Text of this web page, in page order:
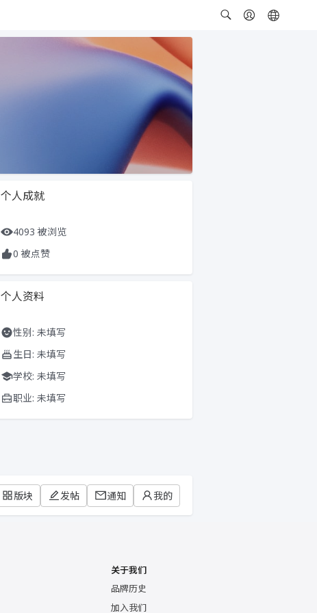
个人成就
4093 被浏览
0 被点赞
个人资料
性别: 未填写
生日: 未填写
学校: 未填写
职业: 未填写
版块 发帖 通知 我的
关于我们
品牌历史
加入我们